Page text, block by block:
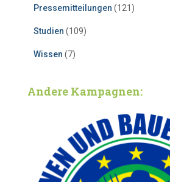
Pressemitteilungen (121)
Studien (109)
Wissen (7)
Andere Kampagnen: